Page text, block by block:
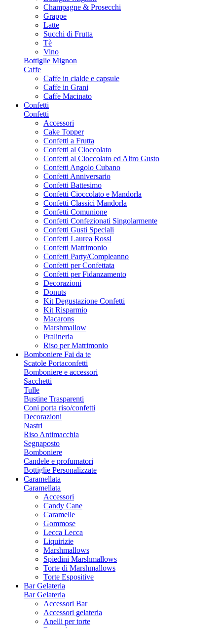
Champagne & Prosecchi
Grappe
Latte
Succhi di Frutta
Tè
Vino
Bottiglie Mignon
Caffe
Caffe in cialde e capsule
Caffe in Grani
Caffe Macinato
Confetti
Confetti
Accessori
Cake Topper
Confetti a Frutta
Confetti al Cioccolato
Confetti al Cioccolato ed Altro Gusto
Confetti Angolo Cubano
Confetti Anniversario
Confetti Battesimo
Confetti Cioccolato e Mandorla
Confetti Classici Mandorla
Confetti Comunione
Confetti Confezionati Singolarmente
Confetti Gusti Speciali
Confetti Laurea Rossi
Confetti Matrimonio
Confetti Party/Compleanno
Confetti per Confettata
Confetti per Fidanzamento
Decorazioni
Donuts
Kit Degustazione Confetti
Kit Risparmio
Macarons
Marshmallow
Pralineria
Riso per Matrimonio
Bomboniere Fai da te
Scatole Portaconfetti
Bomboniere e accessori
Sacchetti
Tulle
Bustine Trasparenti
Coni porta riso/confetti
Decorazioni
Nastri
Riso Antimacchia
Segnaposto
Bomboniere
Candele e profumatori
Bottiglie Personalizzate
Caramellata
Caramellata
Accessori
Candy Cane
Caramelle
Gommose
Lecca Lecca
Liquirizie
Marshmallows
Spiedini Marshmallows
Torte di Marshmallows
Torte Espositive
Bar Gelateria
Bar Gelateria
Accessori Bar
Accessori gelateria
Anelli per torte